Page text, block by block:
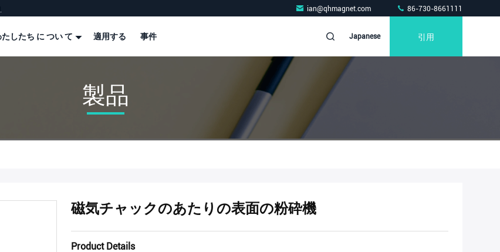
ian@qhmagnet.com 86-730-8661111
たしたち に つい て 適用する 事件 Japanese 引用
製品
磁気チャックのあたりの表面の粉砕機
Product Details